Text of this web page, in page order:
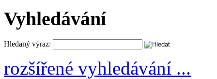
Vyhledávání
Hledaný výraz:
rozšířené vyhledávání ...